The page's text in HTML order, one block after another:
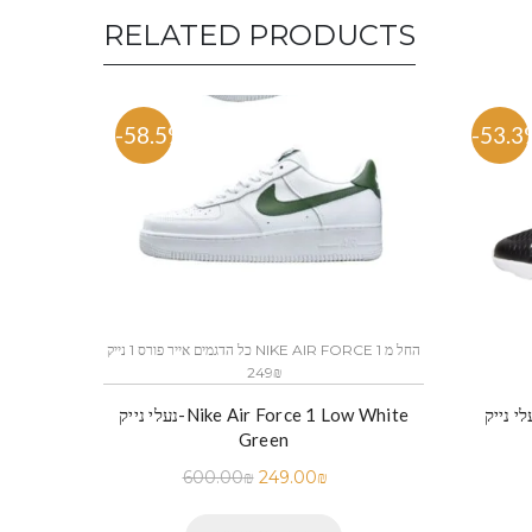
RELATED PRODUCTS
-58.5%
כל הדגמים אייר פורס 1 נייק NIKE AIR FORCE 1 החל מ
249₪
נעלי נייק-Nike Air Force 1 Low White
Green
600.00₪ 249.00₪
-53.3%